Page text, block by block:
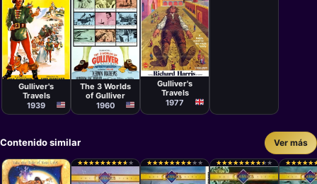
Película
Dave
Fleischer
Gulliver's
Travels
1939
Película
Jack Sher
The 3 Worlds
of Gulliver
1960
Película
Peter R. Hunt
Gulliver's
Travels
1977
Contenido similar Ver más
★
★★
★★
★★
★★
★★
★★
★★
★★
★ ★
★ ★
★★
★★
★★
★★
★★
★★
★★
★★
★ ★
★ ★
★★
★★
★★
★★
★★
★★
★★
★★
★ ★
★ ★
★★
★★
★★
★★
★